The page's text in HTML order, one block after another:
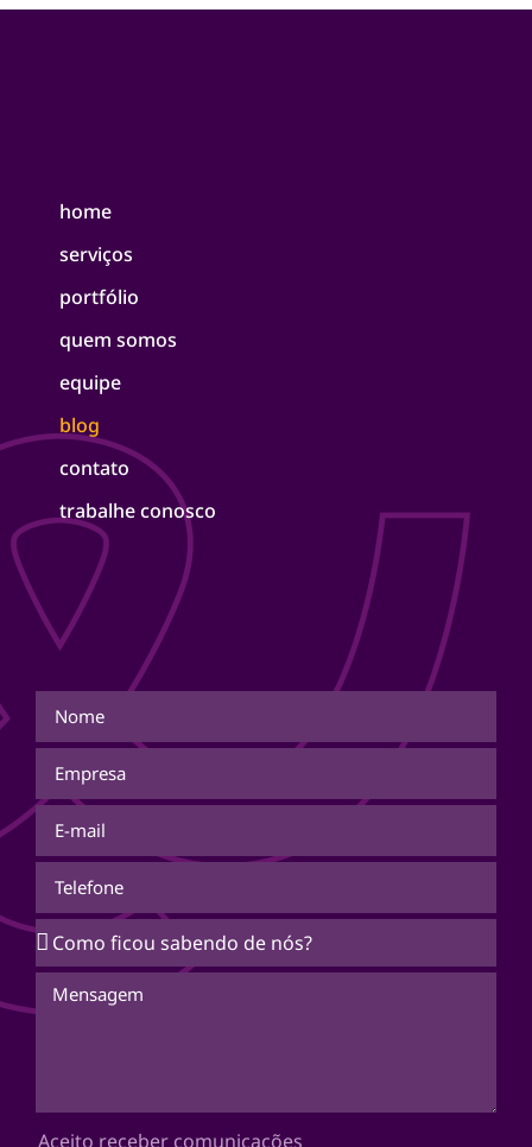
home
serviços
portfólio
quem somos
equipe
blog
contato
trabalhe conosco
Aceito receber comunicações